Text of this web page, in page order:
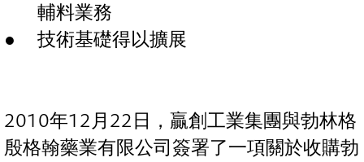
輔料業務
技術基礎得以擴展
2010年12月22日，贏創工業集團與勃林格
殷格翰藥業有限公司簽署了一項關於收購勃